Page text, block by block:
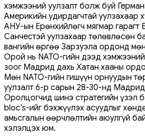
хэмжээний уулзалт болж буй
Америкийн удирдагчтай уулзахаар
АНУ-ын Ерөнхийлөгч мягмар
Санчестэй уулзахаар төлөвлөсөн
вангийн өргөө Зарзуэла ордонд
Орой нь NATO-гийн дээд
зоог Мадрид дахь Хатан хааны
Мөн NATO-гийн гишүүн орнуудын
уулзалт 6-р сарын 28-30-нд
Оролцогчид шинэ стратегийн үзэл
bloc’s-ийг бэхжүүлэх асуудлыг
амьсгалын өөрчлөлтийн аюулгүй
хэлэлцэх юм.